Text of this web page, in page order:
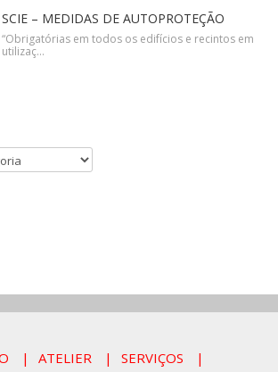
SCIE – MEDIDAS DE AUTOPROTEÇÃO
“Obrigatórias em todos os edifícios e recintos em
utilizaç...
ATELIER
SERVIÇOS